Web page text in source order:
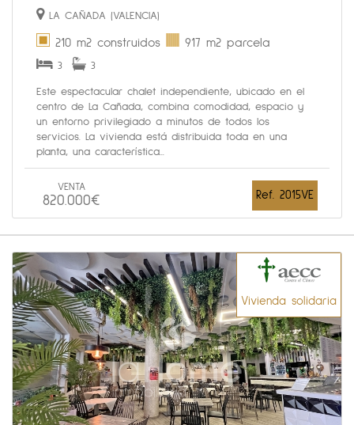
LA CAÑADA (VALENCIA)
210 m2 construidos 917 m2 parcela
3 3
Este espectacular chalet independiente, ubicado en el
centro de La Cañada, combina comodidad, espacio y
un entorno privilegiado a minutos de todos los
servicios. La vivienda está distribuida toda en una
planta, una característica...
VENTA
820.000€ Ref. 2015VE
Vivienda solidaria